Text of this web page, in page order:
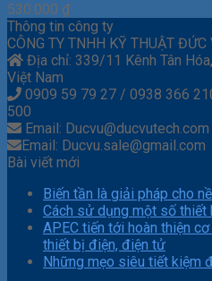
530.000 ₫
Thông tin công ty
CÔNG TY TNHH KỸ THUẬT ĐỨC
Địa chỉ: 339/11 Kênh Tân
Việt Nam
0909 59 79 27 / 0938 366
500
Email: Ducvu@ducvutech.com
Email: Ducvu.sale@gmail.com
Bài viết mới
Biến tần là giải pháp cho
Cách sử dụng một số thiết
APEC tiến tới hoàn thiện
thiết bị điện, điện tử
Những mẹo siêu tiết kiệm